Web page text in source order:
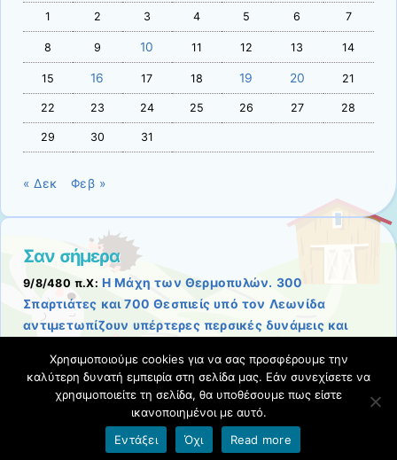
1 2 3 4 5 6 7
8 9 10 11 12 13 14
15 16 17 18 19 20 21
22 23 24 25 26 27 28
29 30 31
« Δεκ Φεβ »
Σαν σήμερα
9/8/480 π.Χ: Η Μάχη των Θερμοπυλών. 300
Σπαρτιάτες και 700 Θεσπιείς υπό τον Λεωνίδα
αντιμετωπίζουν υπέρτερες περσικές δυνάμεις και
Σχετικές αναρτήσεις
Όροι χρήσης blogs.sch.gr| Δήλωση προσβασιμότητας
Χρησιμοποιούμε cookies για να σας προσφέρουμε την
καλύτερη δυνατή εμπειρία στη σελίδα μας. Εάν συνεχίσετε να
χρησιμοποιείτε τη σελίδα, θα υποθέσουμε πως είστε
ικανοποιημένοι με αυτό.
Εντάξει
Όχι Read more